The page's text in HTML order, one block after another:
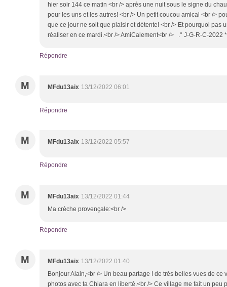
hier soir 144 ce matin <br /> après une nuit sous le signe du
pour les uns et les autres! <br /> Un petit coucou amical <br />
que ce jour ne soit que plaisir et détente! <br /> Et pourquoi pas
réaliser en ce mardi.<br /> AmiCalement<br /> .° J-G-R-C-2022
Répondre
M MFdu13aix 13/12/2022 06:01
Répondre
M MFdu13aix 13/12/2022 05:57
Répondre
M MFdu13aix 13/12/2022 01:44
Ma crèche provençale:<br />
Répondre
M MFdu13aix 13/12/2022 01:40
Bonjour Alain,<br /> Un beau partage ! de très belles vues de
photos avec ta Chiara en liberté.<br /> Ce village me fait un peu